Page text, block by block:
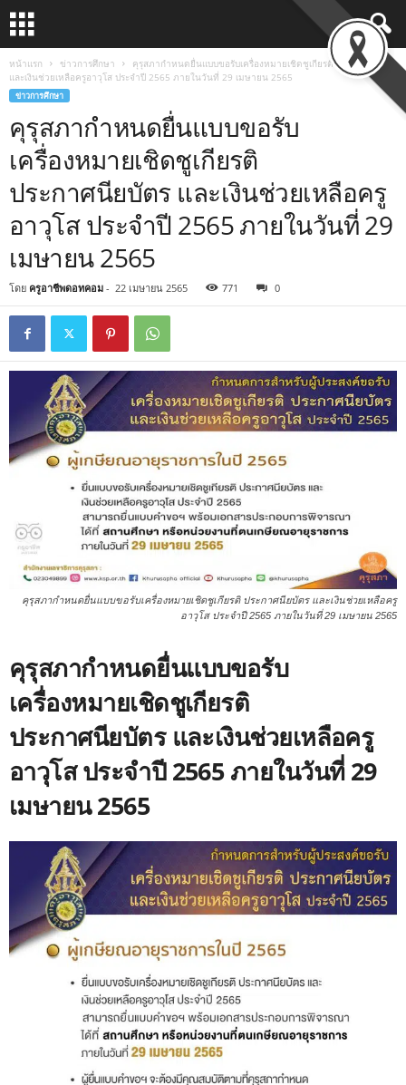
หน้าแรก ข่าวการศึกษา
คุรุสภากำหนดยื่นแบบขอรับเครื่องหมายเชิดชูเกียรติ ประกาศนียบัตร
และเงินช่วยเหลือครูอาวุโส ประจำปี 2565 ภายในวันที่ 29 เมษายน 2565
ข่าวการศึกษา
คุรุสภากำหนดยื่นแบบขอรับ
เครื่องหมายเชิดชูเกียรติ
ประกาศนียบัตร และเงินช่วยเหลือครู
อาวุโส ประจำปี 2565 ภายในวันที่ 29
เมษายน 2565
โดย ครูอาชีพดอทคอม - 22 เมษายน 2565 771 0
คุรุสภากำหนดยื่นแบบขอรับเครื่องหมายเชิดชูเกียรติ ประกาศนียบัตร และเงินช่วยเหลือครู
อาวุโส ประจำปี 2565 ภายในวันที่ 29 เมษายน 2565
คุรุสภากำหนดยื่นแบบขอรับ
เครื่องหมายเชิดชูเกียรติ
ประกาศนียบัตร และเงินช่วยเหลือครู
อาวุโส ประจำปี 2565 ภายในวันที่ 29
เมษายน 2565